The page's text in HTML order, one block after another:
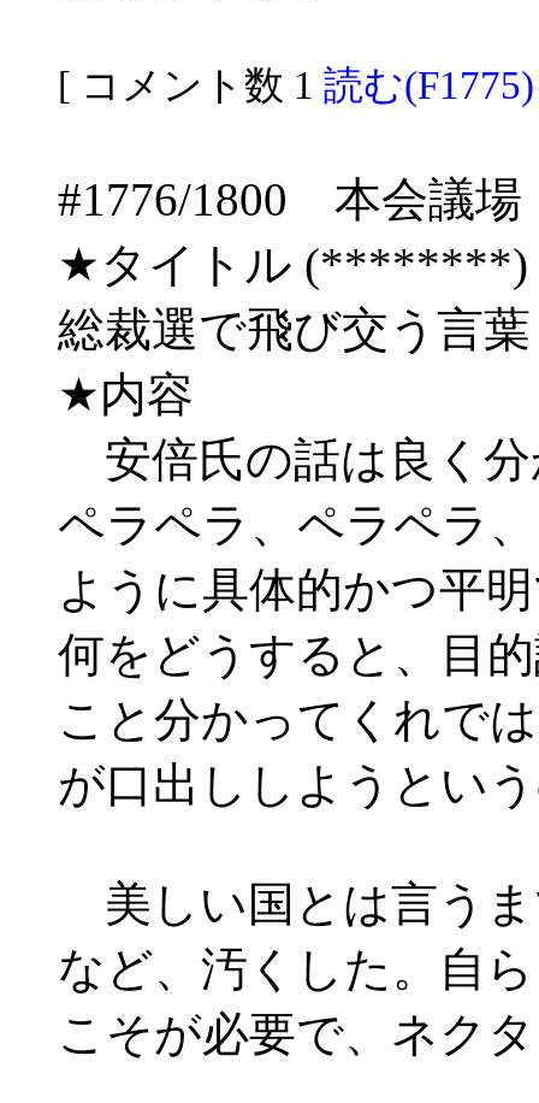
[ コメント数 1 読む(F1775)
#1776/1800 本会議
★タイトル (********)
総裁選で飛び交う言
★内容
安倍氏の話は良く分
ペラペラ、ペラペラ
ように具体的かつ平
何をどうすると、目
こと分かってくれで
が口出ししようとい
美しい国とは言う
など、汚くした。自
こそが必要で、ネク